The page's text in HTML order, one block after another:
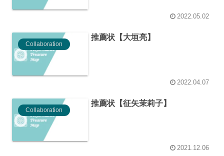
2022.05.02
Collaboration
推薦状【大垣亮】
2022.04.07
Collaboration
推薦状【征矢茉莉子】
2021.12.06